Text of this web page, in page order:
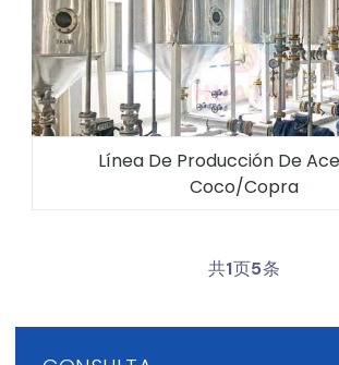
Línea De Producción De
Coco/copra
共1页5条